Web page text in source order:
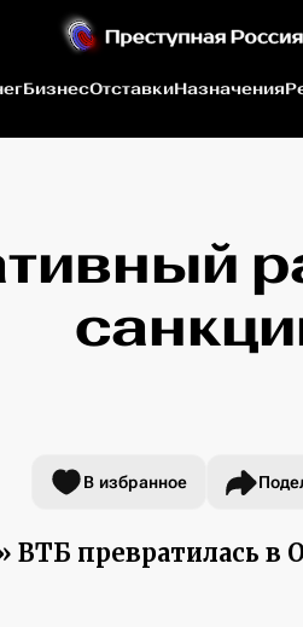
БизнесОтставкиНазначения
В избранное
ВТБ превратилась в